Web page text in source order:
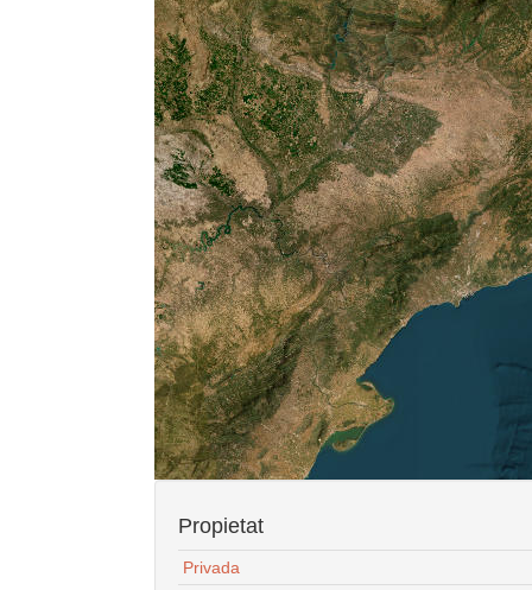
Propietat
Privada